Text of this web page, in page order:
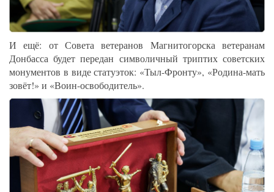
И ещё: от Совета ветеранов Магнитогорска ветеранам
Донбасса будет передан символичный триптих советских
монументов в виде статуэток: «Тыл-Фронту», «Родина-мать
зовёт!» и «Воин-освободитель».